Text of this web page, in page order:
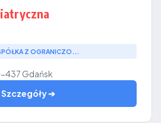
Z OGRANICZO...
437 Gdańsk
Szczegóły ➔